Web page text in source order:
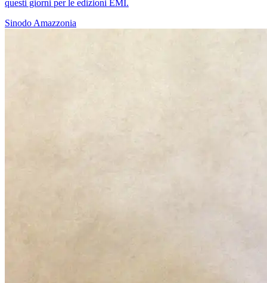
questi giorni per le edizioni EMI.
Sinodo Amazzonia